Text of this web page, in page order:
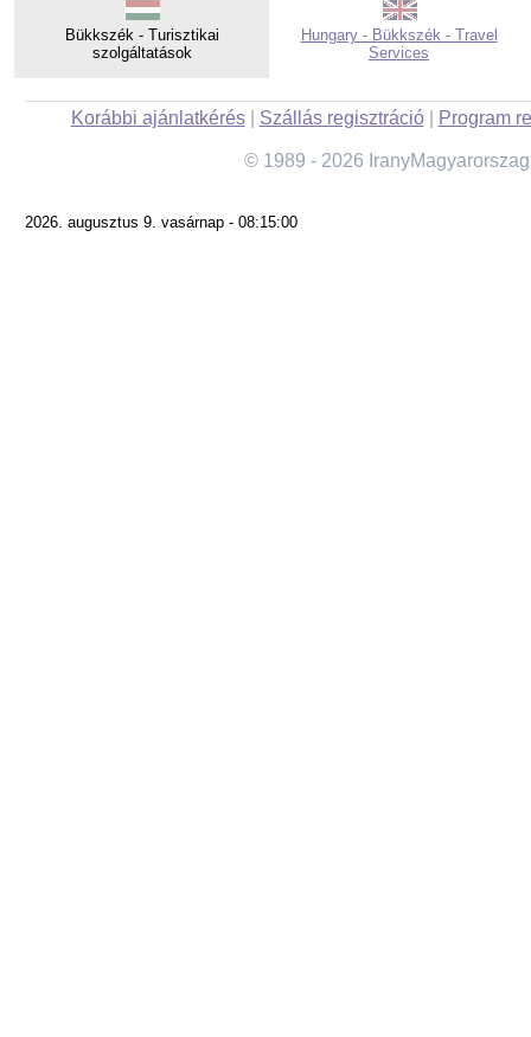
Bükkszék - Turisztikai
szolgáltatások
Hungary - Bükkszék - Travel
Services
Korábbi ajánlatkérés| Szállás regisztráció| Program
© 1989 - 2026
2026. augusztus 9. vasárnap - 08:15:00